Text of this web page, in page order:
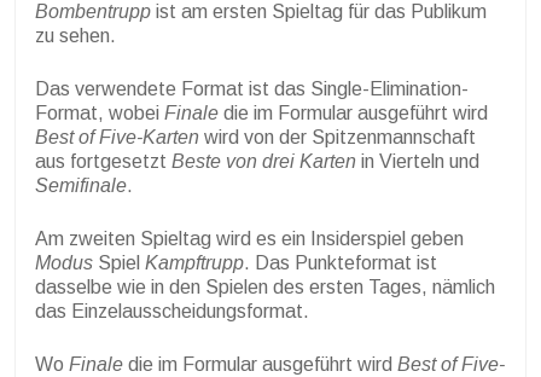
Bombentrupp ist am ersten Spieltag für das Publikum
zu sehen.
Das verwendete Format ist das Single-Elimination-
Format, wobei Finale die im Formular ausgeführt wird
Best of Five-Karten wird von der Spitzenmannschaft
aus fortgesetzt Beste von drei Karten in Vierteln und
Semifinale.
Am zweiten Spieltag wird es ein Insiderspiel geben
Modus Spiel Kampftrupp. Das Punkteformat ist
dasselbe wie in den Spielen des ersten Tages, nämlich
das Einzelausscheidungsformat.
Wo Finale die im Formular ausgeführt wird Best of Five-